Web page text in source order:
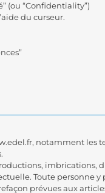
(ou “Confidentiality”)
du curseur.
notamment les
imbrications,
Toute personne
prévues aux